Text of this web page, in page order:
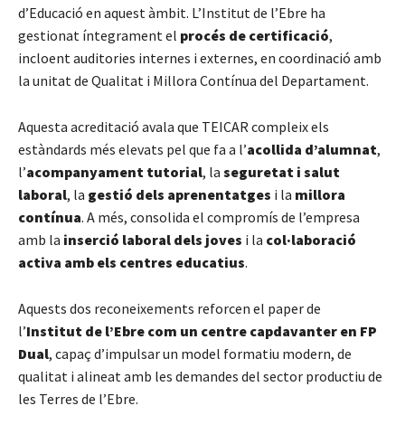
d’Educació en aquest àmbit. L’Institut de l’Ebre ha
gestionat íntegrament el procés de certificació,
incloent auditories internes i externes, en coordinació amb
la unitat de Qualitat i Millora Contínua del Departament.
Aquesta acreditació avala que TEICAR compleix els
estàndards més elevats pel que fa a l’acollida d’alumnat,
l’acompanyament tutorial, la seguretat i salut
laboral, la gestió dels aprenentatges i la millora
contínua. A més, consolida el compromís de l’empresa
amb la inserció laboral dels joves i la col·laboració
activa amb els centres educatius.
Aquests dos reconeixements reforcen el paper de
l’Institut de l’Ebre com un centre capdavanter en FP
Dual, capaç d’impulsar un model formatiu modern, de
qualitat i alineat amb les demandes del sector productiu de
les Terres de l’Ebre.